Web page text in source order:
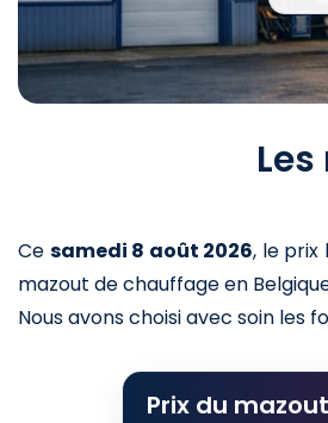
Ce samedi 8 août 2026, le prix
mazout de chauffage en
Nous avons choisi avec soin les
Prix du